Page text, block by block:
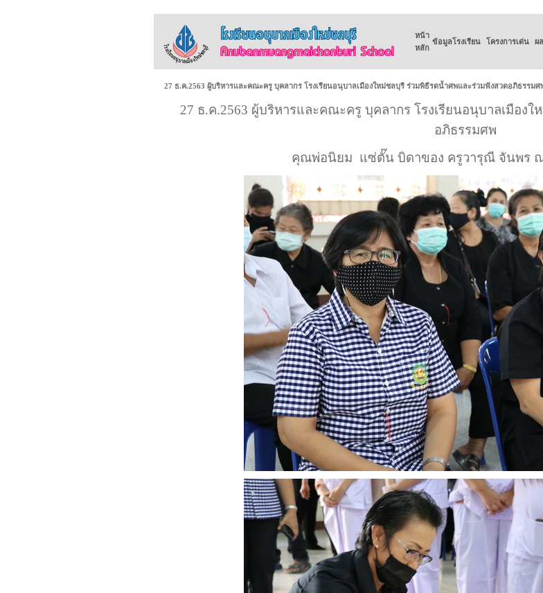
หน้า
หลัก
ข้อมูลโรงเรียน โครงการเด่น ผ
27 ธ.ค.2563 ผู้บริหารและคณะครู บุคลากร โรงเรียนอนุบาลเมืองใหม่ชลบุรี ร่วมพิธีรดน้ำศพและร่วมฟังสวดอภิธร
27 ธ.ค.2563 ผู้บริหารและคณะครู บุคลากร โรงเรียนอนุบาลเมือง
อภิธรรมศพ
คุณพ่อนิยม แซ่ตั๊น บิดาของ ครูวารุณี จันพร